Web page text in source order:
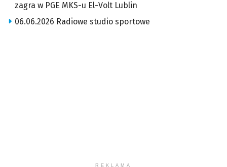
zagra w PGE MKS-u El-Volt Lublin
06.06.2026 Radiowe studio sportowe
REKLAMA